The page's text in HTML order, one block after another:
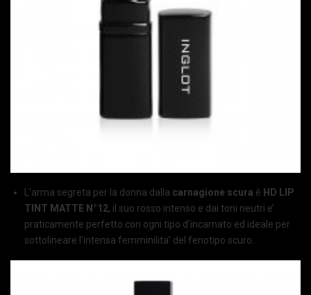
L’arma segreta per la donna dalla carnagione scura è HD LIP
TINT MATTE N°12, il suo rosso intenso e dai toni neutri e’
praticamente perfetto con ogni tipo d’incarnato ed ideale per
sottolineare l’intensa femminilita’ del fenotipo scuro.